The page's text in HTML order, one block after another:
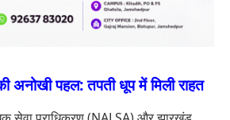
अनोखी पहल: तपती धूप में मिली राहत